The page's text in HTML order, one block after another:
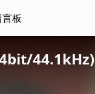
言板
44.1kHz)